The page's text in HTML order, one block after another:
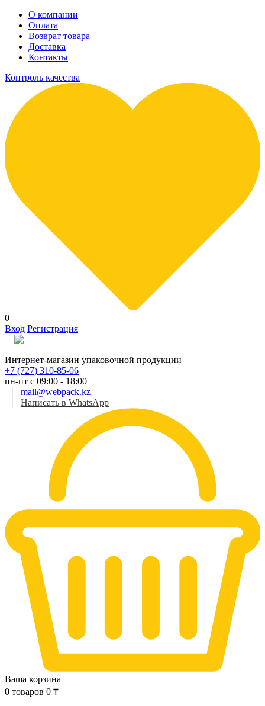
О компании
Оплата
Возврат товара
Доставка
Контакты
Контроль качества
0
Вход Регистрация
Интернет-магазин упаковочной продукции
+7 (727) 310-85-06
пн-пт с 09:00 - 18:00
mail@webpack.kz
Написать в WhatsApp
Ваша корзина
0 товаров 0 ₸